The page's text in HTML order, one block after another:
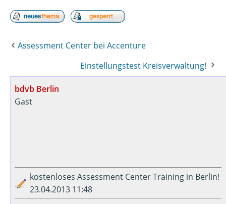
Assessment Center bei Accenture
Einstellungstest Kreisverwaltung!
bdvb Berlin
Gast
kostenloses Assessment Center Training in Berlin!
23.04.2013 11:48